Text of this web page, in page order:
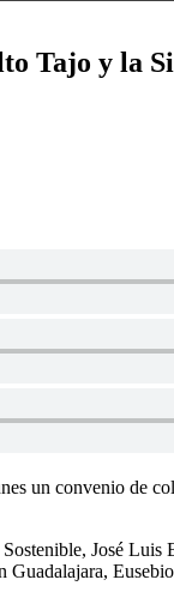
Tajo y la
un convenio de
José Luis
Guadalajara,